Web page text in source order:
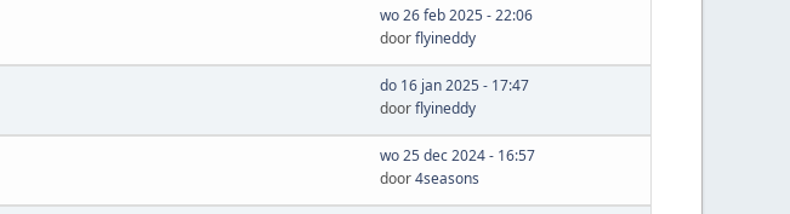
wo 26 feb 2025 - 22:06
doorflyineddy
do 16 jan 2025 - 17:47
doorflyineddy
wo 25 dec 2024 - 16:57
door4seasons